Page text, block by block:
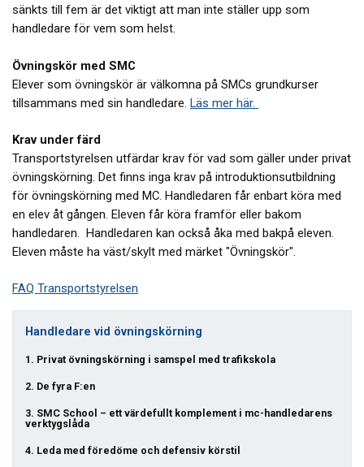
sänkts till fem är det viktigt att man inte ställer upp som
handledare för vem som helst.
Övningskör med SMC
Elever som övningskör är välkomna på SMCs grundkurser
tillsammans med sin handledare. Läs mer här.
Krav under färd
Transportstyrelsen utfärdar krav för vad som gäller under privat
övningskörning. Det finns inga krav på introduktionsutbildning
för övningskörning med MC. Handledaren får enbart köra med
en elev åt gången. Eleven får köra framför eller bakom
handledaren. Handledaren kan också åka med bakpå eleven.
Eleven måste ha väst/skylt med märket "Övningskör".
FAQ Transportstyrelsen
Handledare vid övningskörning
1. Privat övningskörning i samspel med trafikskola
2. De fyra F:en
3. SMC School – ett värdefullt komplement i mc-handledarens
verktygslåda
4. Leda med föredöme och defensiv körstil